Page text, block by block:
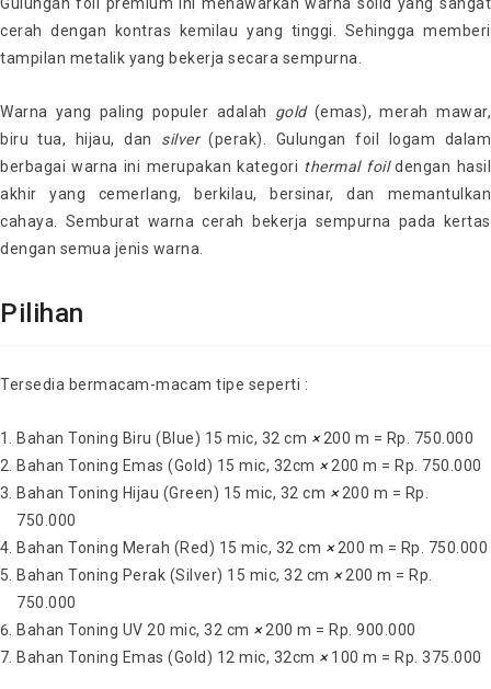
cerah dengan kontras kemilau yang tinggi. Sehingga memberi
tampilan metalik yang bekerja secara sempurna.
Warna yang paling populer adalah gold(emas), merah mawar,
biru tua, hijau, dan silver(perak). Gulungan foil logam dalam
berbagai warna ini merupakan kategori thermal foildengan hasil
akhir yang cemerlang, berkilau, bersinar, dan memantulkan
cahaya. Semburat warna cerah bekerja sempurna pada kertas
dengan semua jenis warna.
Pilihan
Tersedia bermacam-macam tipe seperti :
Bahan Toning Biru (Blue) 15 mic, 32 cm ×200 m = Rp. 750.000
Bahan Toning Emas (Gold) 15 mic, 32cm ×200 m = Rp. 750.000
Bahan Toning Hijau (Green) 15 mic, 32 cm ×200 m = Rp.
750.000
Bahan Toning Merah (Red) 15 mic, 32 cm ×200 m = Rp. 750.000
Bahan Toning Perak (Silver) 15 mic, 32 cm ×200 m = Rp.
750.000
Bahan Toning UV 20 mic, 32 cm ×200 m = Rp. 900.000
Bahan Toning Emas (Gold) 12 mic, 32cm ×100 m = Rp. 375.000